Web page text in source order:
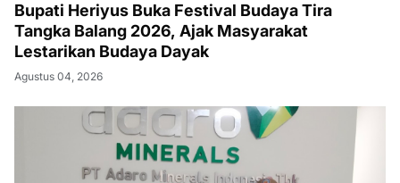
Bupati Heriyus Buka Festival Budaya Tira
Tangka Balang 2026, Ajak Masyarakat
Lestarikan Budaya Dayak
Agustus 04, 2026